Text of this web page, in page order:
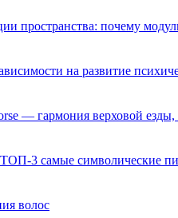
пространства: почему
на развитие
— гармония верховой езды,
3 самые символические
волос